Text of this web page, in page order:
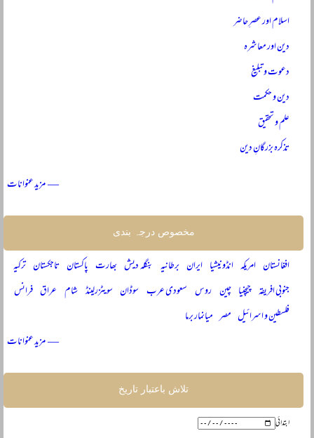
اسلام اور عصرِ حاضر
دین اور معاشرہ
دعوت و تبلیغ
دین و حکمت
علم و تحقیق
تذکرہ بزرگانِ دین
— مزید عنوانات
مخصوص درجہ بندی
افغانستان امریکہ انڈونیشیا ایران برطانیہ بنگلہ دیش بھارت پاکستان تاجکستان ترکیہ
جنوبی افریقہ چیچنیا چین روس سعودی عرب سوڈان سویٹزرلینڈ شام عراق فرانس
فلسطین و اسرائیل مصر میانمار برما
— مزید عنوانات
تلاش باعتبار تاریخ
ابتدائی